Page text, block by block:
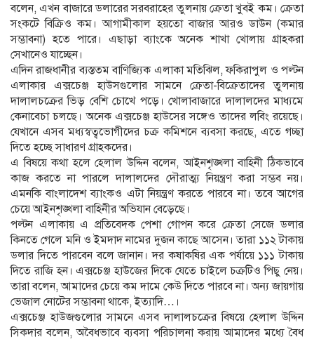
বলেন, এখন বাজারে ডলারের সরবরাহের তুলনায় ক্রেতা খুবই কম। ক্রেতা
সংকটে বিক্রিও কম। আগামীকাল হয়তো বাজার আরও ডাউন (কমার
সম্ভাবনা) হতে পারে। এছাড়া ব্যাংকে অনেক শাখা খোলায় গ্রাহকরা
সেখানেও যাচ্ছেন।
এদিন রাজধানীর ব্যস্ততম বাণিজ্যিক এলাকা মতিঝিল, ফকিরাপুল ও পল্টন
এলাকার এক্সচেঞ্জ হাউসগুলোর সামনে ক্রেতা-বিক্রেতাদের তুলনায়
দালালচক্রের ভিড় বেশি চোখে পড়ে। খোলাবাজারে দালালদের মাধ্যমে
কেনাবেচা চলছে। অনেক এক্সচেঞ্জ হাউসের সঙ্গেও তাদের লবিং রয়েছে।
যেখানে এসব মধ্যস্বত্বভোগীদের চক্র কমিশনে ব্যবসা করছে, এতে গচ্ছা
দিতে হচ্ছে সাধারণ গ্রাহকদের।
এ বিষয়ে কথা হলে হেলাল উদ্দিন বলেন, আইনশৃঙ্খলা বাহিনী ঠিকভাবে
কাজ করতে না পারলে দালালদের দৌরাত্ম্য নিয়ন্ত্রণ করা সম্ভব নয়।
এমনকি বাংলাদেশ ব্যাংকও এটা নিয়ন্ত্রণ করতে পারবে না। তবে আগের
চেয়ে আইনশৃঙ্খলা বাহিনীর অভিযান বেড়েছে।
পল্টন এলাকায় এ প্রতিবেদক পেশা গোপন করে ক্রেতা সেজে ডলার
কিনতে গেলে মনি ও ইমদাদ নামের দুজন কাছে আসেন। তারা ১১২ টাকায়
ডলার দিতে পারবেন বলে জানান। দর কষাকষির এক পর্যায়ে ১১১ টাকায়
দিতে রাজি হন। এক্সচেঞ্জ হাউজের দিকে যেতে চাইলে চক্রটিও পিছু নেয়।
তারা বলেন, আমাদের চেয়ে কম দামে কেউ দিতে পারবে না। অন্য জায়গায়
ভেজাল নোটের সম্ভাবনা থাকে, ইত্যাদি…।
এক্সচেঞ্জ হাউজগুলোর সামনে এসব দালালচক্রের বিষয়ে হেলাল উদ্দিন
সিকদার বলেন, অবৈধভাবে ব্যবসা পরিচালনা করায় আমাদের মধ্যে বৈধ